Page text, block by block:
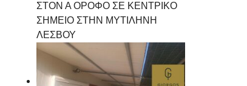
ΣΤΟΝ Α ΟΡΟΦΟ ΣΕ ΚΕΝΤΡΙΚΟ
ΣΗΜΕΙΟ ΣΤΗΝ ΜΥΤΙΛΗΝΗ
ΛΕΣΒΟΥ